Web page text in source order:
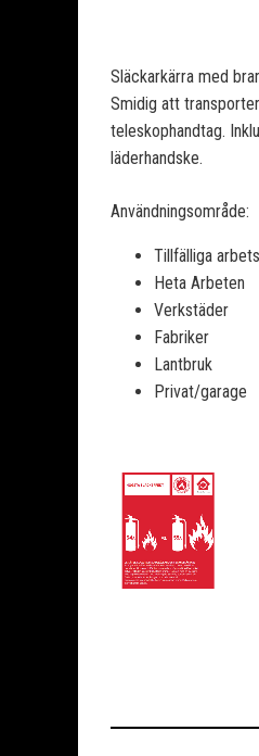
Släckarkärra med
Smidig att
teleskophandtag.
läderhandske.
Användningsområde:
Tillfälliga
Heta Arbeten
Verkstäder
Fabriker
Lantbruk
Privat/garage